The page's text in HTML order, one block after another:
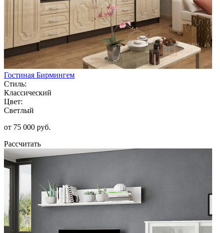
Гостиная Бирмингем
Стиль:
Классический
Цвет:
Светлый
от 75 000 руб.
Рассчитать